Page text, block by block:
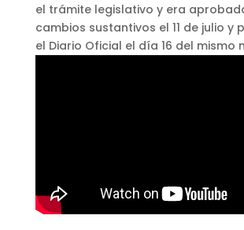
el trámite legislativo y era
cambios sustantivos el 11 de julio y
el Diario Oficial el día 16 del mismo